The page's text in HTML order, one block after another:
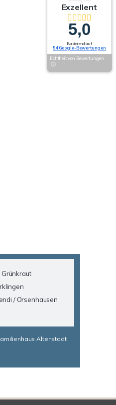
Grünkraut
/ Orsenhausen
Altenstadt
Exzellent
5,0
Basierend auf
54 Google-Bewertungen
Echtheit von Bewertungen